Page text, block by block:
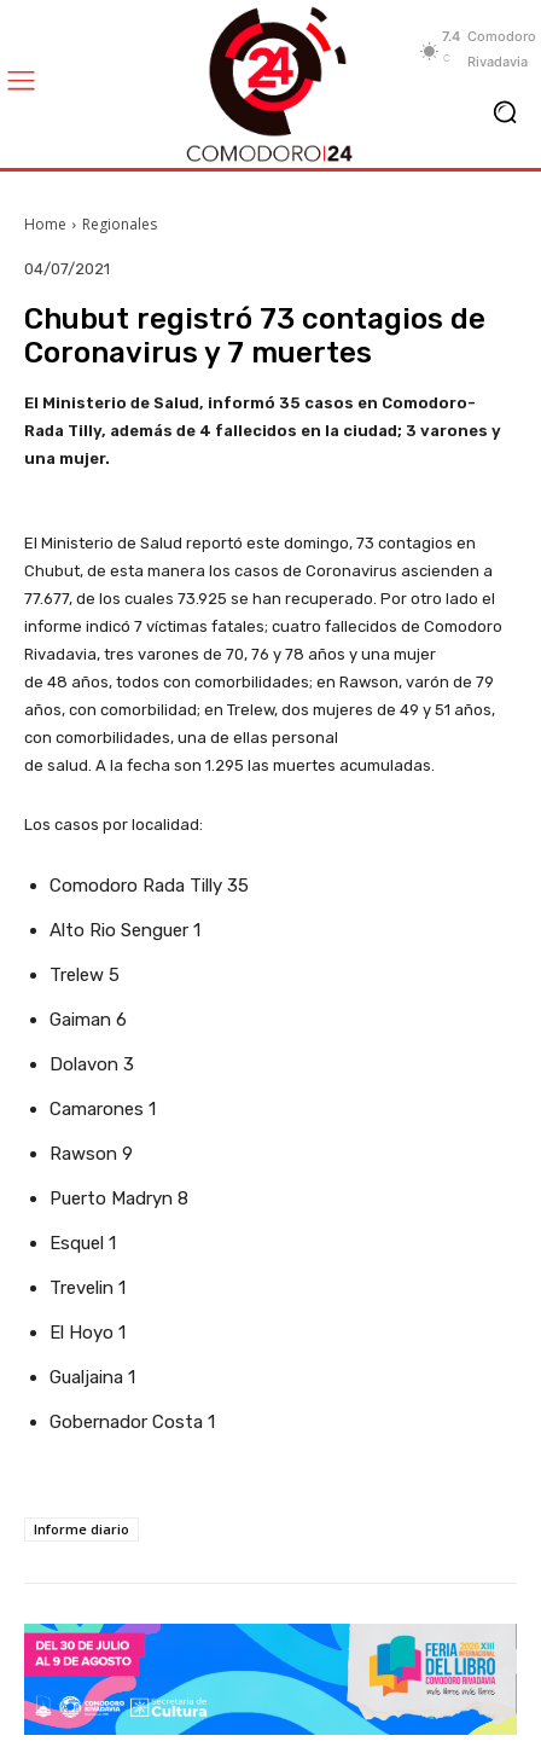
7.4
C
Comodoro
Rivadavia
Home Regionales
04/07/2021
Chubut registró 73 contagios de
Coronavirus y 7 muertes
El Ministerio de Salud, informó 35 casos en Comodoro-
Rada Tilly, además de 4 fallecidos en la ciudad; 3 varones y
una mujer.
El Ministerio de Salud reportó este domingo, 73 contagios en
Chubut, de esta manera los casos de Coronavirus ascienden a
77.677, de los cuales 73.925 se han recuperado. Por otro lado el
informe indicó 7 víctimas fatales; cuatro fallecidos de Comodoro
Rivadavia, tres varones de 70, 76 y 78 años y una mujer
de 48 años, todos con comorbilidades; en Rawson, varón de 79
años, con comorbilidad; en Trelew, dos mujeres de 49 y 51 años,
con comorbilidades, una de ellas personal
de salud. A la fecha son 1.295 las muertes acumuladas.
Los casos por localidad:
Comodoro Rada Tilly 35
Alto Rio Senguer 1
Trelew 5
Gaiman 6
Dolavon 3
Camarones 1
Rawson 9
Puerto Madryn 8
Esquel 1
Trevelin 1
El Hoyo 1
Gualjaina 1
Gobernador Costa 1
Informe diario